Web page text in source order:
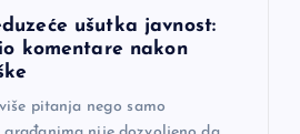
ušutka javnost:
komentare nakon
pitanja nego samo